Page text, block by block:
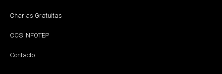
Charlas Gratuitas
COS INFOTEP
Contacto